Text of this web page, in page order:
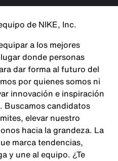
de NIKE, Inc.
a los mejores
donde personas
dar forma al futuro del
por quienes somos ni
innovación e inspiración
Buscamos candidatos
elevar nuestro
hacia la grandeza. La
marca tendencias,
y une al equipo. ¿Te